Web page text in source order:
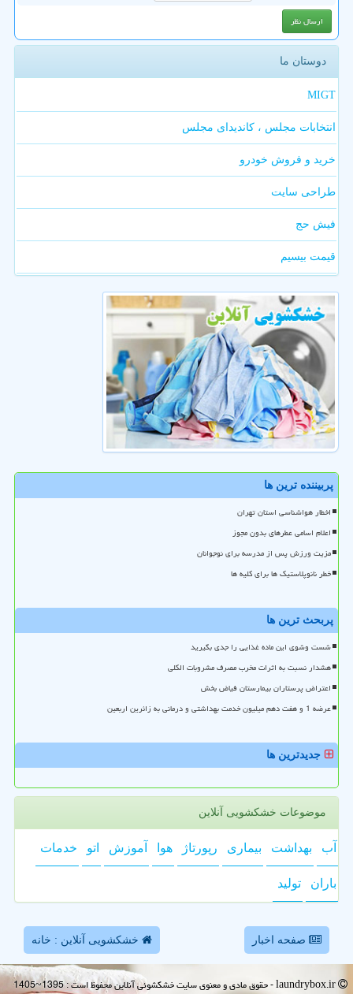
دوستان ما
MIGT
انتخابات مجلس ، کاندیدای مجلس
خرید و فروش خودرو
طراحی سایت
فیش حج
قیمت بیسیم
پربیننده ترین ها
اخطار هواشناسی استان تهران
اعلام اسامی عطرهای بدون مجوز
مزیت ورزش پس از مدرسه برای نوجوانان
خطر نانوپلاستیک ها برای کلیه ها
پربحث ترین ها
شست وشوی این ماده غذایی را جدی بگیرید
هشدار نسبت به اثرات مخرب مصرف مشروبات الکلی
اعتراض پرستاران بیمارستان فیاض بخش
عرضه 1 و هفت دهم میلیون خدمت بهداشتی و درمانی به زائرین اربعین
جدیدترین ها
موضوعات خشکشویی آنلاین
آب بهداشت بیماری رپورتاژ هوا آموزش اتو خدمات
باران تولید
صفحه اخبار خشکشویی آنلاین : خانه